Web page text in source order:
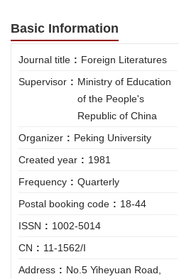
Basic Information
Journal title : Foreign Literatures
Supervisor : Ministry of Education
of the People's
Republic of China
Organizer : Peking University
Created year : 1981
Frequency : Quarterly
Postal booking code : 18-44
ISSN : 1002-5014
CN : 11-1562/I
Address : No.5 Yiheyuan Road,